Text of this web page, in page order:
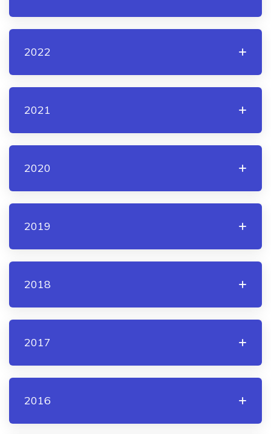
2022
2021
2020
2019
2018
2017
2016